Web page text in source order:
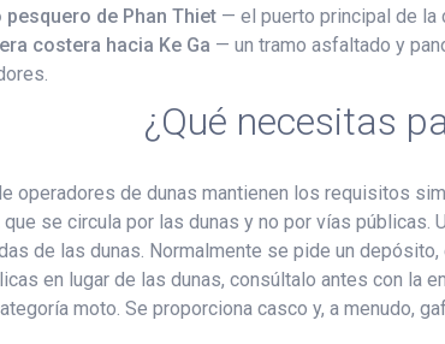
pesquero de Phan Thiet — el puerto principal de la
costera hacia Ke Ga — un tramo asfaltado y
¿Qué necesitas
operadores de dunas mantienen los requisitos
que se circula por las dunas y no por vías
de las dunas. Normalmente se pide un
en lugar de las dunas, consúltalo antes con la
moto. Se proporciona casco y, a menudo,